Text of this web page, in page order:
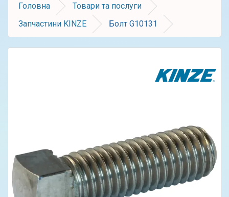
Головна
Товари та послуги
Запчастини KINZE
Болт G10131